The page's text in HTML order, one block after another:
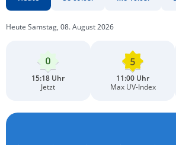
Heute Samstag, 08. August 2026
15:18 Uhr
Jetzt
11:00 Uhr
Max UV-Index